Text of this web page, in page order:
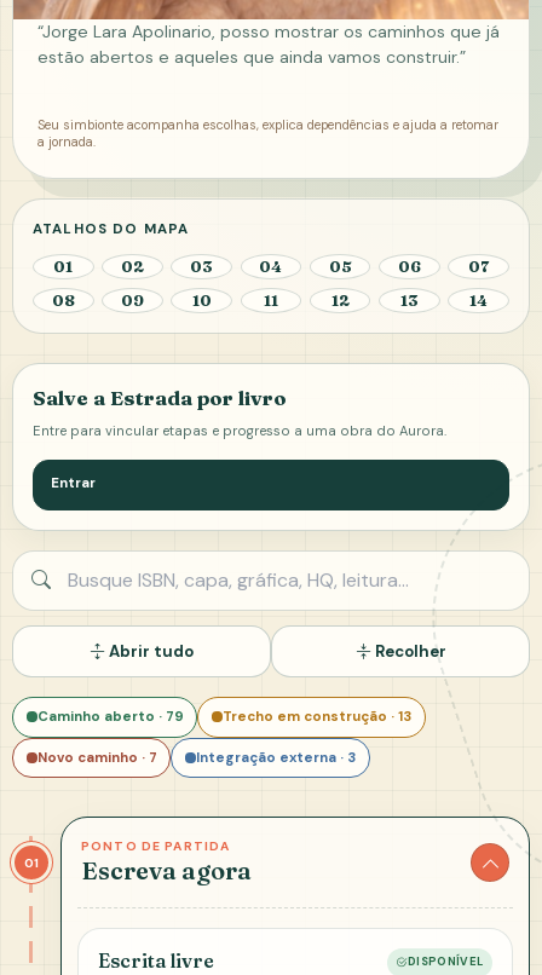
“Jorge Lara Apolinario, posso mostrar os caminhos que já
estão abertos e aqueles que ainda vamos construir.”
Seu simbionte acompanha escolhas, explica dependências e ajuda a retomar
a jornada.
ATALHOS DO MAPA
01 02 03 04 05 06
07
08
09 10 11 12 13 14
Salve a Estrada por livro
Entre para vincular etapas e progresso a uma obra do Aurora.
Entrar
Buscar possibilidade
Abrir tudo Recolher
Caminho aberto · 79 Trecho em construção · 13
Novo caminho · 7 Integração externa · 3
01
PONTO DE PARTIDA
Escreva agora
Escrita livre DISPONÍVEL